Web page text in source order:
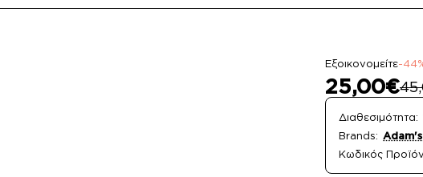
Εξοικονομείτε-
25,00€
Διαθεσιμότητα:
Brands:
Κωδικός